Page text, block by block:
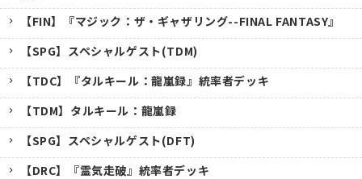
【FIN】『マジック：ザ・ギャザリング--FINAL FANTASY』
【SPG】スペシャルゲスト(TDM)
【TDC】『タルキール：龍嵐録』統率者デッキ
【TDM】タルキール：龍嵐録
【SPG】スペシャルゲスト(DFT)
【DRC】『霊気走破』統率者デッキ